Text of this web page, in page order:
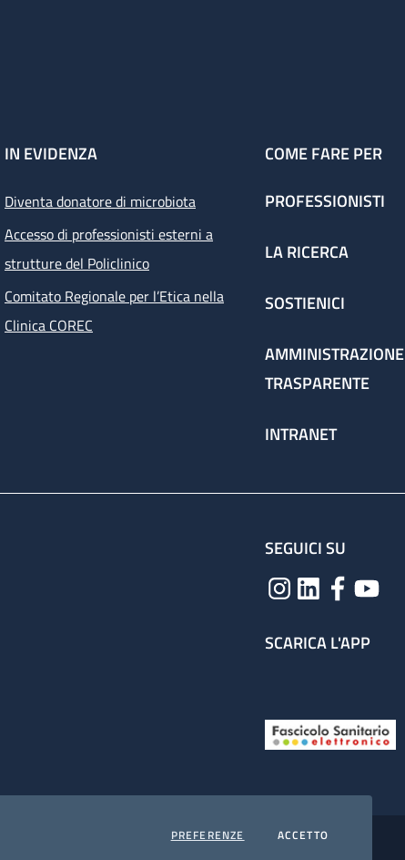
PREFERENZE COOKIESACCETTOI COOKIES
IN EVIDENZA
Diventa donatore di microbiota
Accesso di professionisti esterni a
strutture del Policlinico
Comitato Regionale per l’Etica nella
Clinica COREC
COME FARE PER
PROFESSIONISTI
LA RICERCA
SOSTIENICI
AMMINISTRAZIONE
TRASPARENTE
INTRANET
SEGUICI SU
SCARICA L'APP